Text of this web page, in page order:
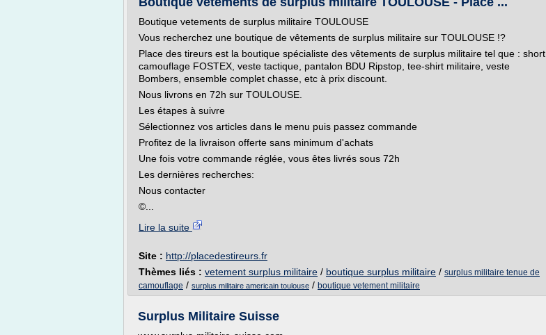
Boutique vetements de surplus militaire TOULOUSE
Vous recherchez une boutique de vêtements de surplus militaire sur TOULOUSE !?
Place des tireurs est la boutique spécialiste des vêtements de surplus militaire tel que : short
camouflage FOSTEX, veste tactique, pantalon BDU Ripstop, tee-shirt militaire, veste
Bombers, ensemble complet chasse, etc à prix discount.
Nous livrons en 72h sur TOULOUSE.
Les étapes à suivre
Sélectionnez vos articles dans le menu puis passez commande
Profitez de la livraison offerte sans minimum d'achats
Une fois votre commande réglée, vous êtes livrés sous 72h
Les dernières recherches:
Nous contacter
©...
Lire la suite
Site : http://placedestireurs.fr
Thèmes liés : vetement surplus militaire / boutique surplus militaire / surplus militaire tenue de
camouflage / surplus militaire americain toulouse / boutique vetement militaire
Surplus Militaire Suisse